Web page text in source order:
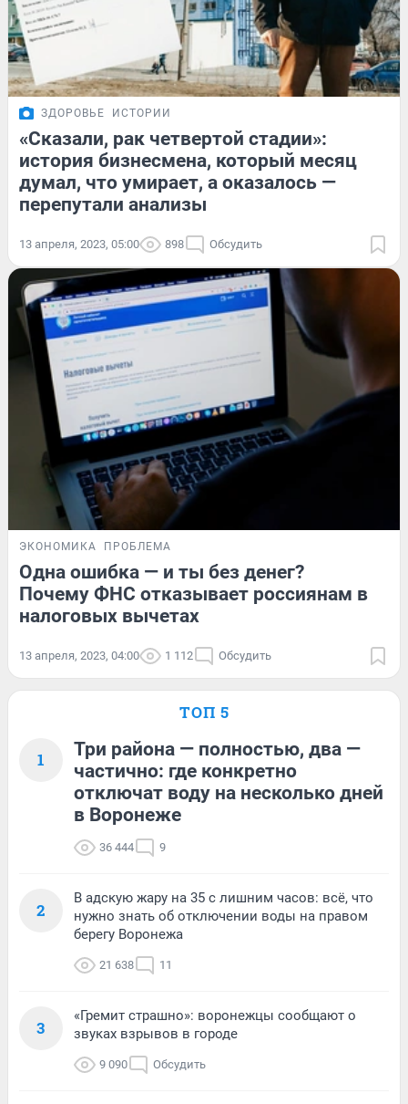
ЗДОРОВЬЕ ИСТОРИИ
«Сказали, рак четвертой стадии»:
история бизнесмена, который месяц
думал, что умирает, а оказалось —
перепутали анализы
13 апреля, 2023, 05:00 898 Обсудить
ЭКОНОМИКА ПРОБЛЕМА
Одна ошибка — и ты без денег?
Почему ФНС отказывает россиянам в
налоговых вычетах
13 апреля, 2023, 04:00 1 112 Обсудить
ТОП 5
1
Три района — полностью, два —
частично: где конкретно
отключат воду на несколько дней
в Воронеже
36 444 9
2
В адскую жару на 35 с лишним часов: всё, что
нужно знать об отключении воды на правом
берегу Воронежа
21 638 11
3
«Гремит страшно»: воронежцы сообщают о
звуках взрывов в городе
9 090 Обсудить